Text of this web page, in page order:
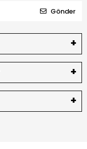
Gönder